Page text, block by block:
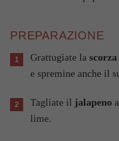
PREPARAZIONE
Grattugiate la
e spremine anche il
Tagliate il jalapeno
lime.